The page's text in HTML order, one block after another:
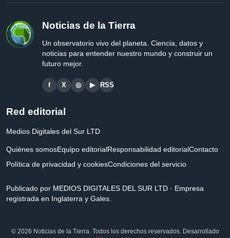
Noticias de la Tierra
Un observatorio vivo del planeta. Ciencia, datos y
noticias para entender nuestro mundo y construir un
futuro mejor.
f X ◎ ▶ RSS
Red editorial
Medios Digitales del Sur LTD
Quiénes somosEquipo editorialResponsabilidad editorialContacto
Política de privacidad y cookiesCondiciones del servicio
Publicado por MEDIOS DIGITALES DEL SUR LTD · Empresa
registrada en Inglaterra y Gales.
© 2026 Noticias de la Tierra. Todos los derechos reservados. Desarrollado